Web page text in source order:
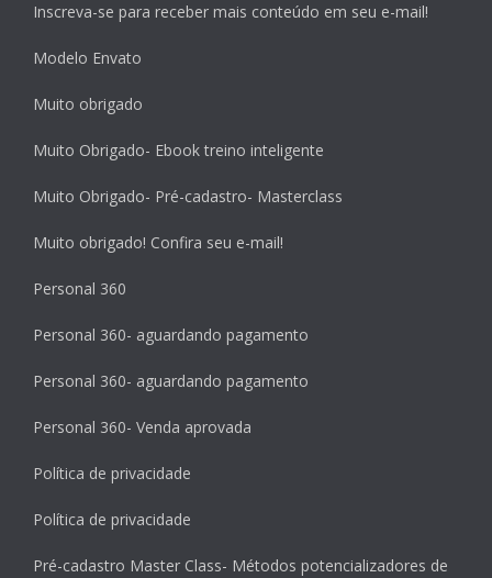
Inscreva-se para receber mais conteúdo em seu e-mail!
Modelo Envato
Muito obrigado
Muito Obrigado- Ebook treino inteligente
Muito Obrigado- Pré-cadastro- Masterclass
Muito obrigado! Confira seu e-mail!
Personal 360
Personal 360- aguardando pagamento
Personal 360- aguardando pagamento
Personal 360- Venda aprovada
Política de privacidade
Política de privacidade
Pré-cadastro Master Class- Métodos potencializadores de